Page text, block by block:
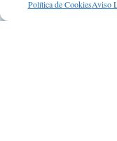
Política de CookiesAviso